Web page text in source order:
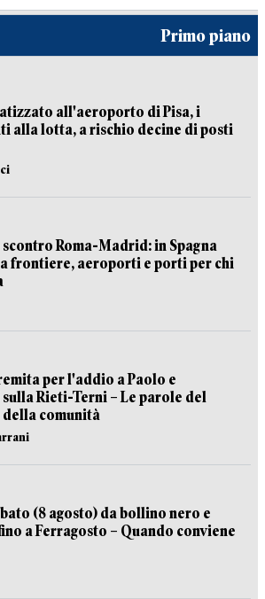
Primo piano
all'aeroporto di Pisa, i
alla lotta, a rischio decine di posti
Roma-Madrid: in Spagna
frontiere, aeroporti e porti per chi
per l'addio a Paolo e
Rieti-Terni – Le parole del
comunità
(8 agosto) da bollino nero e
a Ferragosto – Quando conviene